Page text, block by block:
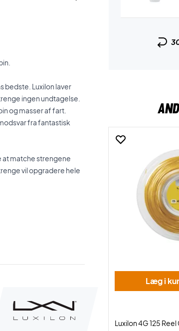
bedste. Luxilon laver
ingen undtagelse.
og masser af fart.
fra fantastisk
at matche strengene
vil opgradere hele
Læg i
Luxilon 4G 125